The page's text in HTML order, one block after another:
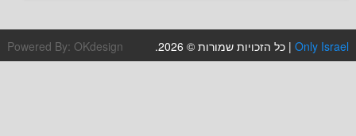
| כל הזכויות שמורות © 2026. Powered By: OKdesign